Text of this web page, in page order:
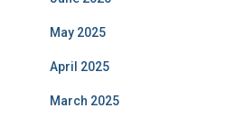
May 2025
April 2025
March 2025